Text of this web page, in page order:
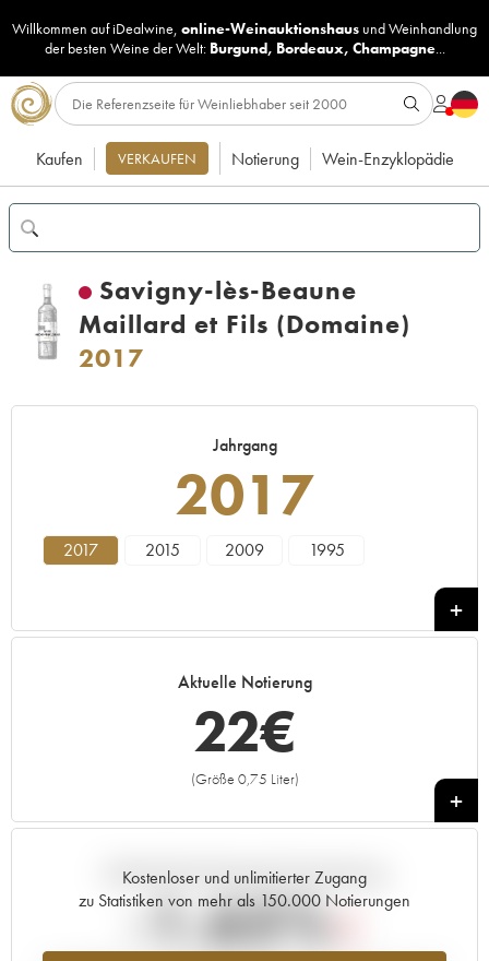
Willkommen auf iDealwine, online-Weinauktionshaus undWeinhandlung
der besten Weine der Welt: Burgund, Bordeaux, Champagne...
Kaufen VERKAUFEN Notierung Wein-Enzyklopädie
Savigny-lès-Beaune
Maillard et Fils (Domaine)
2017
Jahrgang
2017
2017 2015 2009 1995
Aktuelle Notierung
22€
(Größe 0,75 Liter)
+
Kostenloser und unlimitierter Zugang
zu Statistiken von mehr als 150.000 Notierungen
Aktuelle Entwicklung der Preisnotierung
-1.65%